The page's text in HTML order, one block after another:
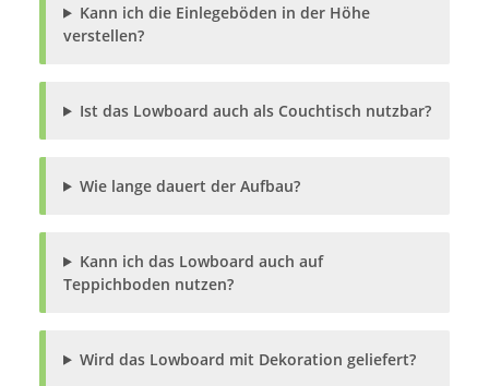
Kann ich die Einlegeböden in der Höhe
verstellen?
Ist das Lowboard auch als Couchtisch nutzbar?
Wie lange dauert der Aufbau?
Kann ich das Lowboard auch auf
Teppichboden nutzen?
Wird das Lowboard mit Dekoration geliefert?